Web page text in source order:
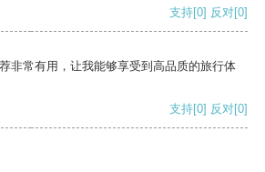
支持[0] 反对[0]
非常有用，让我能够享受到高品质的旅行体
支持[0] 反对[0]